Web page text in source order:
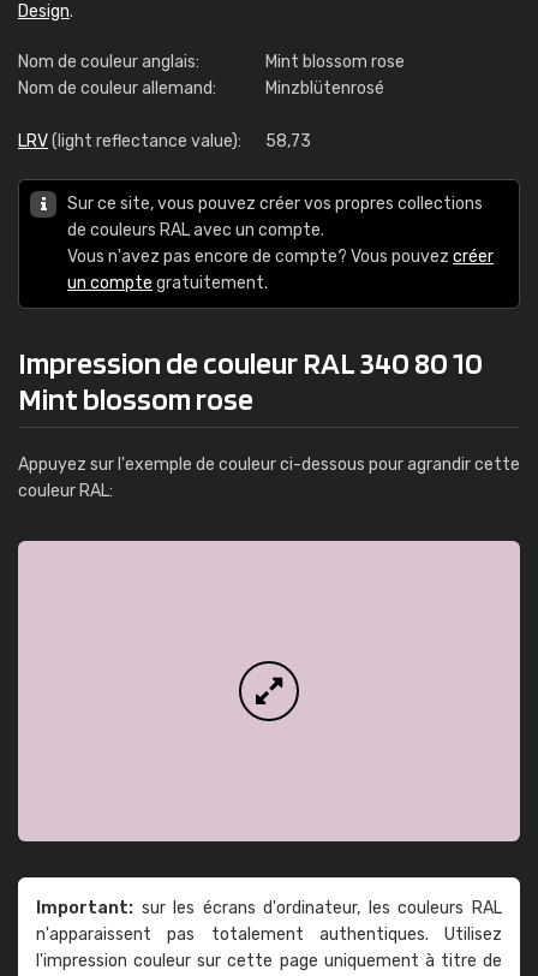
Design.
Nom de couleur anglais:
Mint blossom rose
Nom de couleur allemand:
Minzblütenrosé
LRV(light reflectance value): 58,73
Sur ce site, vous pouvez créer vos propres collections
de couleurs RAL avec un compte.
Vous n'avez pas encore de compte? Vous pouvez créer
un compte gratuitement.
Impression de couleur RAL 340 80 10
Mint blossom rose
Appuyez sur l'exemple de couleur ci-dessous pour agrandir cette
couleur RAL:
Important: sur les écrans d'ordinateur, les couleurs RAL
n'apparaissent pas totalement authentiques. Utilisez
l'impression couleur sur cette page uniquement à titre de